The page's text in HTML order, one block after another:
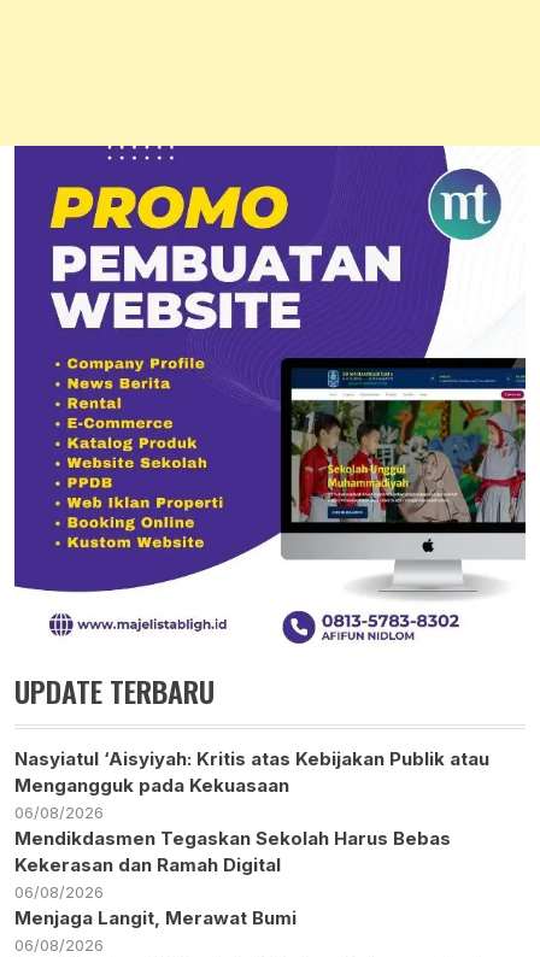
UPDATE TERBARU
Nasyiatul ‘Aisyiyah: Kritis atas Kebijakan Publik atau
Mengangguk pada Kekuasaan
06/08/2026
Mendikdasmen Tegaskan Sekolah Harus Bebas
Kekerasan dan Ramah Digital
06/08/2026
Menjaga Langit, Merawat Bumi
06/08/2026